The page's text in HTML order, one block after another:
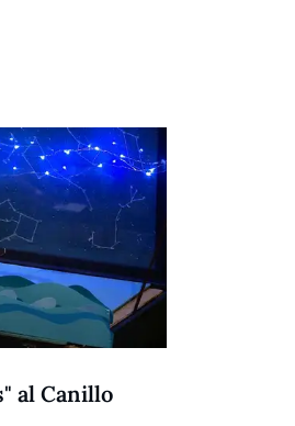
al Canillo